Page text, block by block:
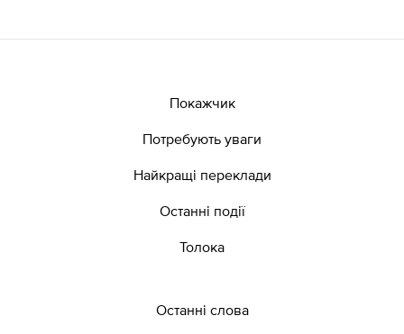
Покажчик
Потребують уваги
Найкращі переклади
Останні події
Толока
Останні слова